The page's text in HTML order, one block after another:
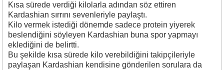
Kısa sürede verdiği kilolarla adından söz ettiren
Kardashian sırrını sevenleriyle paylaştı.
Kilo vermek istediği dönemde sadece protein yiyerek
beslendiğini söyleyen Kardashian buna spor yapmayı
eklediğini de belirtti.
Bu şekilde kısa sürede kilo verebildiğini takipçileriyle
paylaşan Kardashian kendisine gönderilen sorulara da